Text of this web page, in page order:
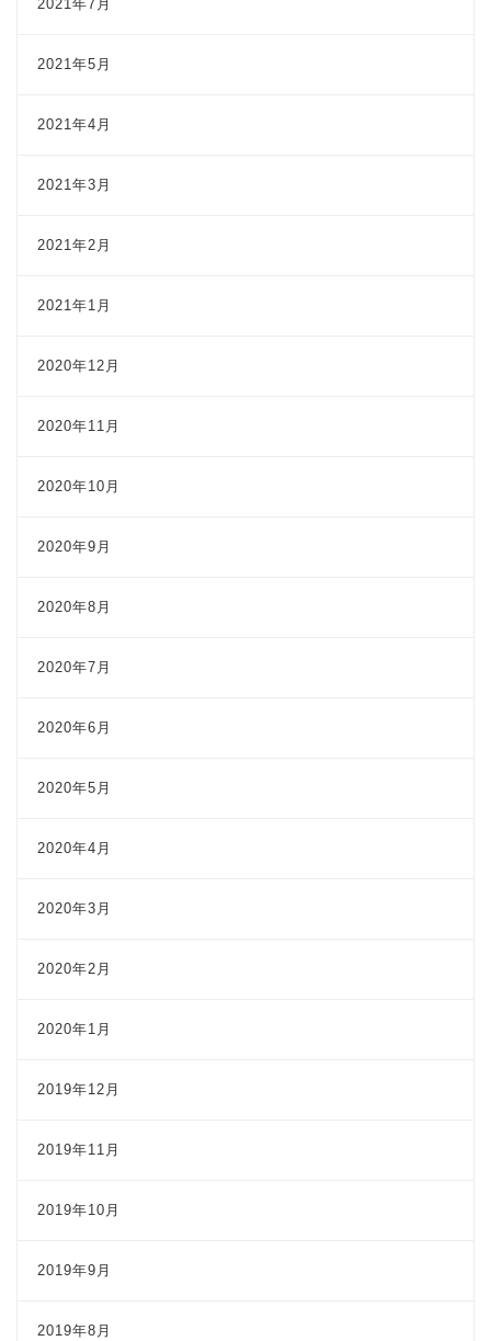
2021年7月
2021年5月
2021年4月
2021年3月
2021年2月
2021年1月
2020年12月
2020年11月
2020年10月
2020年9月
2020年8月
2020年7月
2020年6月
2020年5月
2020年4月
2020年3月
2020年2月
2020年1月
2019年12月
2019年11月
2019年10月
2019年9月
2019年8月